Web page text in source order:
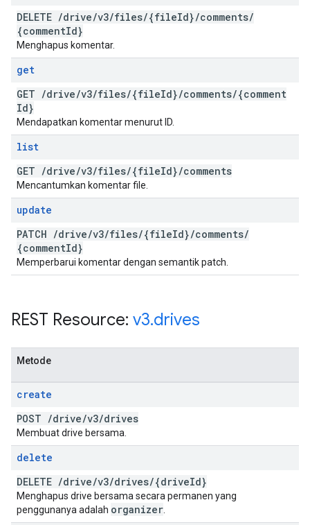
DELETE /drive/v3/files/{fileId}/comments/
{commentId}
Menghapus komentar.
get
GET /drive/v3/files/{fileId}/comments/{comment
Id}
Mendapatkan komentar menurut ID.
list
GET /drive/v3/files/{fileId}/comments
Mencantumkan komentar file.
update
PATCH /drive/v3/files/{fileId}/comments/
{commentId}
Memperbarui komentar dengan semantik patch.
REST Resource: v3.drives
Metode
create
POST /drive/v3/drives
Membuat drive bersama.
delete
DELETE /drive/v3/drives/{driveId}
Menghapus drive bersama secara permanen yang
penggunanya adalah organizer